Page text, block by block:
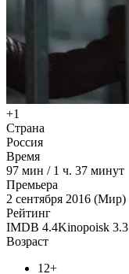
+1
Страна
Россия
Время
97 мин / 1 ч. 37 минут
Премьера
2 сентября 2016 (Мир)
Рейтинг
IMDB 4.4Kinopoisk 3.3
Возраст
12+